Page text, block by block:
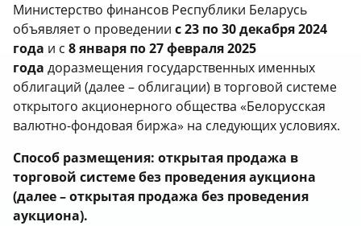
Министерство финансов Республики Беларусь
объявляет о проведении с 23 по 30 декабря 2024
года и с 8 января по 27 февраля 2025
года доразмещения государственных именных
облигаций (далее – облигации) в торговой системе
открытого акционерного общества «Белорусская
валютно-фондовая биржа» на следующих условиях.
Способ размещения: открытая продажа в
торговой системе без проведения аукциона
(далее – открытая продажа без проведения
аукциона).